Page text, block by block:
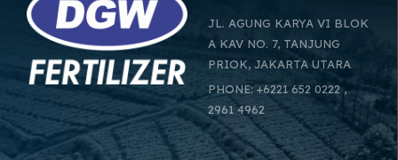
JL. AGUNG KARYA VI BLOK
A KAV NO. 7, TANJUNG
PRIOK, JAKARTA UTARA
PHONE: +6221 652 0222 ,
2961 4962